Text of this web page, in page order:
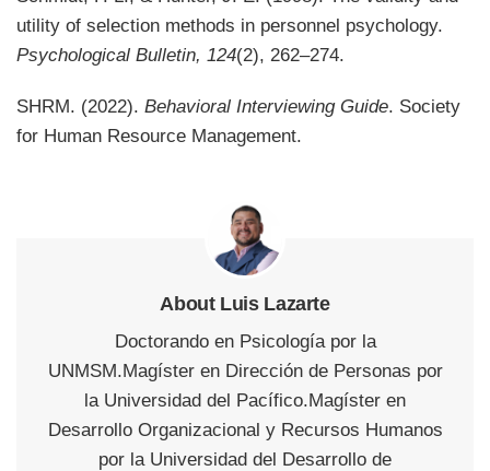
utility of selection methods in personnel psychology.
Psychological Bulletin, 124(2), 262–274.
SHRM. (2022). Behavioral Interviewing Guide. Society
for Human Resource Management.
About Luis Lazarte
Doctorando en Psicología por la
UNMSM.Magíster en Dirección de Personas por
la Universidad del Pacífico.Magíster en
Desarrollo Organizacional y Recursos Humanos
por la Universidad del Desarrollo de